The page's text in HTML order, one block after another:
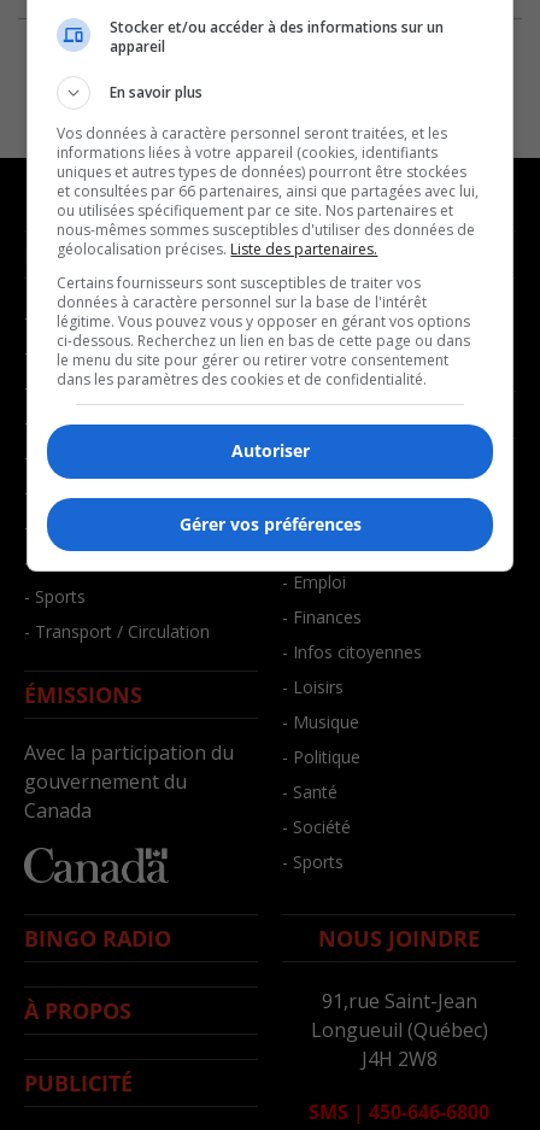
NOUVELLES
- Affaires municipales
- Communauté / Social
- Culture
- Économie
- Éducation
- Environnement
- Faits divers
- Santé et bien-être
- Sports
- Transport / Circulation
ÉMISSIONS
Avec la participation du
gouvernement du
Canada
MUSIQUE
- Décompte franco
- Joué récemment
BALADOS
- Affaires
- Art de vivre
- Bien-être
- Emploi
- Finances
- Infos citoyennes
- Loisirs
- Musique
- Politique
- Santé
- Société
- Sports
BINGO RADIO
À PROPOS
PUBLICITÉ
NOUS JOINDRE
91,rue Saint-Jean
Longueuil (Québec)
J4H 2W8
SMS | 450-646-6800
Stocker et/ou accéder à des informations sur un
appareil
En savoir plus
Vos données à caractère personnel seront traitées, et les
informations liées à votre appareil (cookies, identifiants
uniques et autres types de données) pourront être stockées
et consultées par 66 partenaires, ainsi que partagées avec lui,
ou utilisées spécifiquement par ce site. Nos partenaires et
nous-mêmes sommes susceptibles d'utiliser des données de
géolocalisation précises. Liste des partenaires.
Certains fournisseurs sont susceptibles de traiter vos
données à caractère personnel sur la base de l'intérêt
légitime. Vous pouvez vous y opposer en gérant vos options
ci-dessous. Recherchez un lien en bas de cette page ou dans
le menu du site pour gérer ou retirer votre consentement
dans les paramètres des cookies et de confidentialité.
Autoriser
Gérer vos préférences